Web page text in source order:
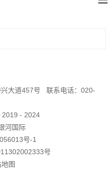
兴大道457号 联系电话：020-
- 2024
河国际
号-1
号
地图